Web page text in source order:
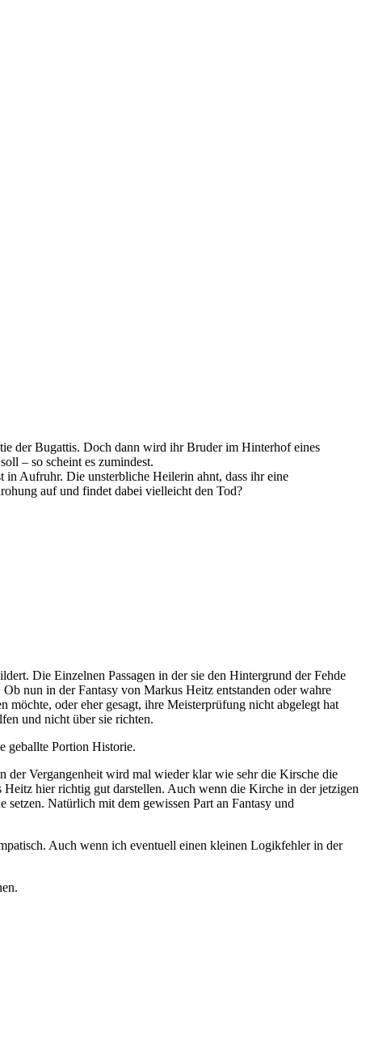
der Bugattis. Doch dann wird ihr Bruder im Hinterhof eines
– so scheint es zumindest.
Aufruhr. Die unsterbliche Heilerin ahnt, dass ihr eine
auf und findet dabei vielleicht den Tod?
Die Einzelnen Passagen in der sie den Hintergrund der Fehde
nun in der Fantasy von Markus Heitz entstanden oder wahre
oder eher gesagt, ihre Meisterprüfung nicht abgelegt hat
und nicht über sie richten.
geballte Portion Historie.
der Vergangenheit wird mal wieder klar wie sehr die Kirsche die
hier richtig gut darstellen. Auch wenn die Kirche in der jetzigen
Natürlich mit dem gewissen Part an Fantasy und
Auch wenn ich eventuell einen kleinen Logikfehler in der